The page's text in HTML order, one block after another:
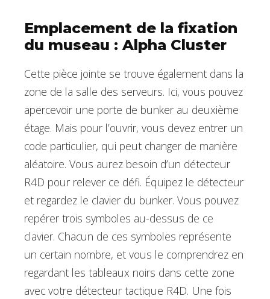
Emplacement de la fixation
du museau : Alpha Cluster
Cette pièce jointe se trouve également dans la
zone de la salle des serveurs. Ici, vous pouvez
apercevoir une porte de bunker au deuxième
étage. Mais pour l’ouvrir, vous devez entrer un
code particulier, qui peut changer de manière
aléatoire. Vous aurez besoin d’un détecteur
R4D pour relever ce défi. Équipez le détecteur
et regardez le clavier du bunker. Vous pouvez
repérer trois symboles au-dessus de ce
clavier. Chacun de ces symboles représente
un certain nombre, et vous le comprendrez en
regardant les tableaux noirs dans cette zone
avec votre détecteur tactique R4D. Une fois